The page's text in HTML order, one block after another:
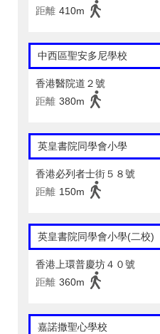
距離 410m
中西區聖安多尼學校
香港醫院道２號
距離 380m
英皇書院同學會小學
香港必列者士街５８號
距離 150m
英皇書院同學會小學(二校)
香港上環普慶坊４０號
距離 360m
嘉諾撒聖心學校